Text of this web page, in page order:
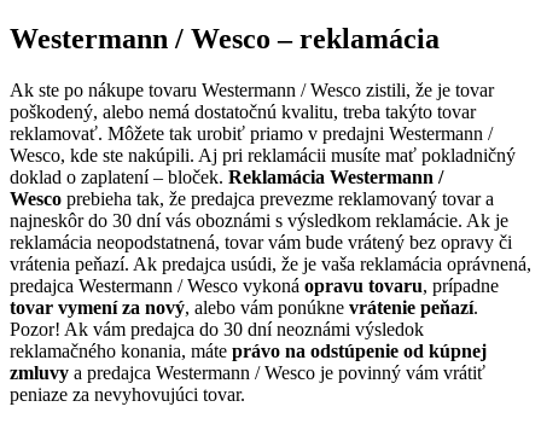
Westermann / Wesco – reklamácia
Ak ste po nákupe tovaru Westermann / Wesco zistili, že je tovar
poškodený, alebo nemá dostatočnú kvalitu, treba takýto tovar
reklamovať. Môžete tak urobiť priamo v predajni Westermann /
Wesco, kde ste nakúpili. Aj pri reklamácii musíte mať pokladničný
doklad o zaplatení – bloček. Reklamácia Westermann /
Wesco prebieha tak, že predajca prevezme reklamovaný tovar a
najneskôr do 30 dní vás oboznámi s výsledkom reklamácie. Ak je
reklamácia neopodstatnená, tovar vám bude vrátený bez opravy či
vrátenia peňazí. Ak predajca usúdi, že je vaša reklamácia oprávnená,
predajca Westermann / Wesco vykoná opravu tovaru, prípadne
tovar vymení za nový, alebo vám ponúkne vrátenie peňazí.
Pozor! Ak vám predajca do 30 dní neoznámi výsledok
reklamačného konania, máte právo na odstúpenie od kúpnej
zmluvy a predajca Westermann / Wesco je povinný vám vrátiť
peniaze za nevyhovujúci tovar.